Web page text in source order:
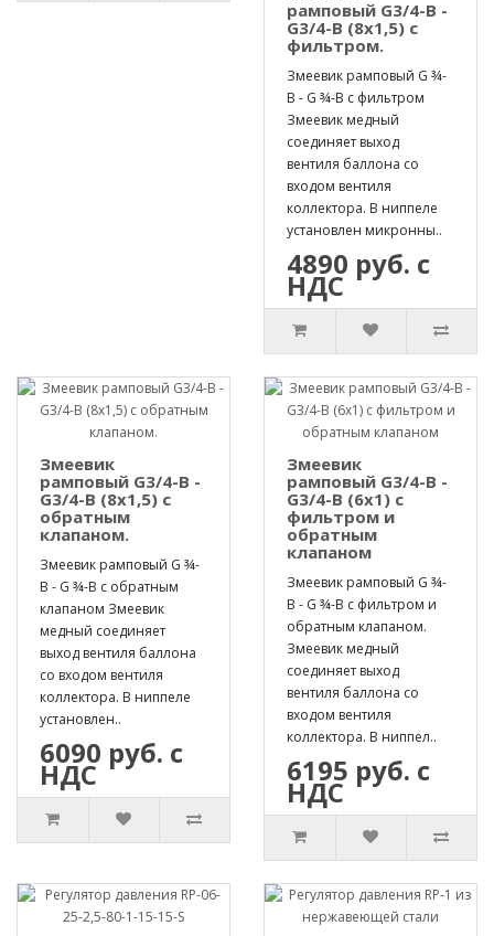
рамповый G3/4-B -
G3/4-B (8х1,5) с
фильтром.
Змеевик рамповый G ¾-
B - G ¾-B с фильтром
Змеевик медный
соединяет выход
вентиля баллона со
входом вентиля
коллектора. В ниппеле
установлен микронны..
4890 руб. с
НДС
Змеевик
рамповый G3/4-B -
G3/4-B (8х1,5) с
обратным
клапаном.
Змеевик рамповый G ¾-
B - G ¾-B с обратным
клапаном Змеевик
медный соединяет
выход вентиля баллона
со входом вентиля
коллектора. В ниппеле
установлен..
6090 руб. с
НДС
Змеевик
рамповый G3/4-B -
G3/4-B (6х1) с
фильтром и
обратным
клапаном
Змеевик рамповый G ¾-
B - G ¾-B с фильтром и
обратным клапаном.
Змеевик медный
соединяет выход
вентиля баллона со
входом вентиля
коллектора. В ниппел..
6195 руб. с
НДС